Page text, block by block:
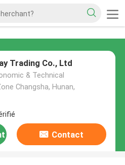
Trading Co., Ltd
& Technical
Changsha, Hunan,
Contact